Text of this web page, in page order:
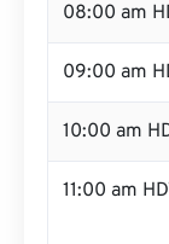
08:00 am
09:00 am
10:00 am
11:00 am